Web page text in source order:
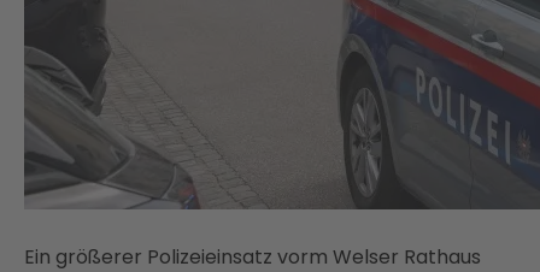
Ein größerer Polizeieinsatz vorm Welser Rathaus